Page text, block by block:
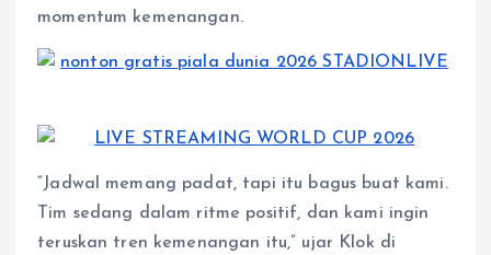
momentum kemenangan.
“Jadwal memang padat, tapi itu bagus buat kami.
Tim sedang dalam ritme positif, dan kami ingin
teruskan tren kemenangan itu,” ujar Klok di